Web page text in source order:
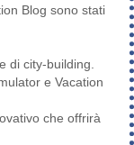
Blog sono stati
di city-building.
e Vacation
che offrirà